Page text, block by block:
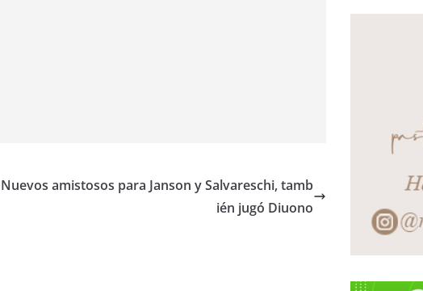
Nuevos amistosos para Janson y Salvareschi, tamb
ién jugó Diuono